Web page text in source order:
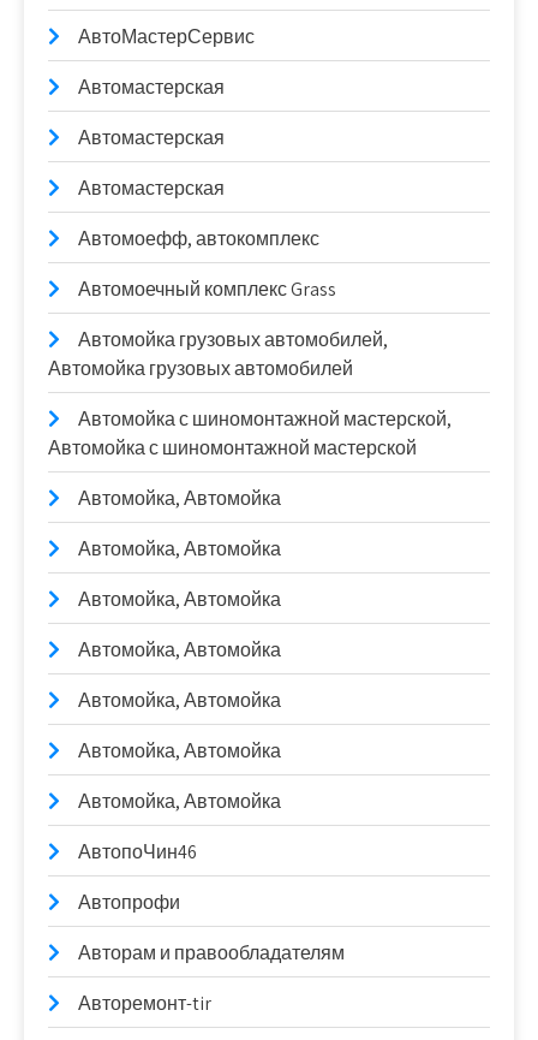
АвтоМастерСервис
Автомастерская
Автомастерская
Автомастерская
Автомоефф, автокомплекс
Автомоечный комплекс Grass
Автомойка грузовых автомобилей,
Автомойка грузовых автомобилей
Автомойка с шиномонтажной мастерской,
Автомойка с шиномонтажной мастерской
Автомойка, Автомойка
Автомойка, Автомойка
Автомойка, Автомойка
Автомойка, Автомойка
Автомойка, Автомойка
Автомойка, Автомойка
Автомойка, Автомойка
АвтопоЧин46
Автопрофи
Авторам и правообладателям
Авторемонт-tir